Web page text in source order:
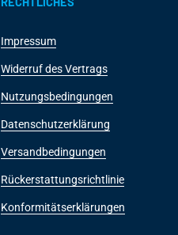
Impressum
Widerruf des Vertrags
Nutzungsbedingungen
Datenschutzerklärung
Versandbedingungen
Rückerstattungsrichtlinie
Konformitätserklärungen